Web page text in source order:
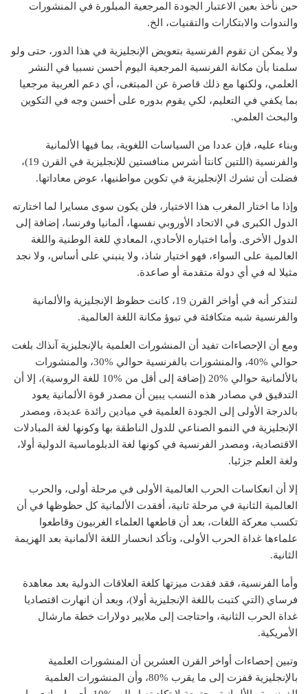
حين نأخذ بعين الاعتبار الجودة المرجعية المبلورة في المنشورات
والندوات والابتكارات والتقنيات، الخ.
ولا يمكن ان تقوم الفرنسية بتعويض الإنجليزية في هذا الدور، حتى ولو
سلمنا بأن مكانة الفرنسية المرجعية اليوم أحسن نسبيا في النشر
العلمي، ولكنها مع ذلك قاصرة عن المبتغى، أي دعم العربية مرجعيا
بما يكفي في التعليم، لكي يقوم بدوره على أحسن وجه في التكوين
والبحث العلمي.
وبناء عليه، فإن عددا من السياسات اللغوية، بما فيها الألمانية
والفرنسية (اللتين كانتا أشرس منافستين للإنجليزية في القرن 19)،
فضلت أن تشرك الإنجليزية في تكوين مواطنيها، عوض معاداتها.
وإذا ما اختار المغرب هذا الاختيار، فلن يكون سوى مسايرا لما اختارته
الدول الكبرى في الاتحاد الأوروبي نفسها، ألمانيا وفرنسا، إضافة إلى
الدول الأخرى. وأما اختياره الأحادي، المعادي للغة الوطنية واللغة
العالمية على السواء، فهو اختيار شاذ، ولا ينبني على أساس، ولا نجد
مثيلا له في أي دولة متقدمة أو صاعدة.
لنتذكر أنه في أواخر القرن 19، كانت حظوظ الإنجليزية والألمانية
والفرنسية شبه متكافئة في تبوؤ مكانة اللغة العالمية.
ومع أن الإحصاءات تفيد أن المنشورات العلمية بالإنجليزية آنذاك بلغت
حوالي %40، والمنشورات بالفرنسية حوالي %30، والمنشورات
بالألمانية حوالي %20 (إضافة إلى أقل من %10 للغة الروسية)، إلا أن
التدقيق في مصادر هذه النسب يبين أن مصدر قوة الألمانية يعود
بالدرجة الأولى إلى الجودة العلمية في ميادين رائدة عديدة، ومصدر
الإنجليزية في النمو الصناعي للدول الناطقة بها وكونها لغة المبادلات
الاقتصادية، ومصدر الفرنسية في كونها لغة الدبلوماسية الدولية أولا،
ولغة العلم جزئيا.
إلا أن انعكاسات الحرب العالمية الأولى في مرحلة أولى، والحرب
العالمية الثانية في مرحلة ثانية، أفقدت الألمانية كل حظوظها في أن
تكسب معركة اللغات، بعد أن قاطعها العلماء الغربيون وقاطعوا
علماءها غداة الحرب الأولى، وتأكد انحسار اللغة الألمانية بعد الهزيمة
الثانية.
وأما الفرنسية، فقد فقدت ميزتها كلغة العلاقات الدولية بعد معاهدة
فرساي (التي كتبت باللغة الإنجليزية أولا)، وبعد أن انهارت اقتصاديا
غداة الحرب الثانية، واحتاجت إلى ملايير دولارات خطة مارشال
الأمريكية.
وتبين إحصاءات أواخر القرن العشرين أن المنشورات العلمية
بالإنجليزية قفزت إلى ما يقرب %80، وأن المنشورات العلمية